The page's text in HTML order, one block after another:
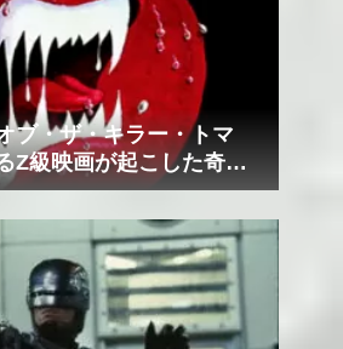
ブ・ザ・キラー・トマ
Z級映画が起こした奇跡